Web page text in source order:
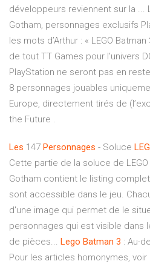
développeurs reviennent sur la ...
Gotham, personnages exclusifs
les mots d’Arthur : « LEGO
de tout TT Games pour l’univers
PlayStation ne seront pas en
8 personnages jouables
Europe, directement tirés de
the Future .
Les 147 Personnages - Soluce
Cette partie de la soluce de
Gotham contient le listing
sont accessible dans le jeu.
d'une image qui permet de le
personnages qui est visible dans
de pièces... Lego Batman 3 : Au-
Pour les articles homonymes,